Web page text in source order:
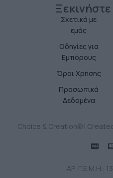
Ξεκινήστε
Σχετικά με
εμάς
Οδηγίες για
Εμπόρους
Όροι Χρήσης
Προσωπικά
Δεδομένα
Choice & Creation© |
ΑΡ. Γ.Ε.Μ.Η.: